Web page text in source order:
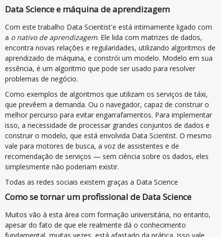
Data Science e máquina de aprendizagem
Com este trabalho Data Scientist'e está intimamente ligado com
a o nativo de aprendizagem. Ele lida com matrizes de dados,
encontra novas relações e regularidades, utilizando algoritmos de
aprendizado de máquina, e constrói um modelo. Modelo em sua
essência, é um algoritmo que pode ser usado para resolver
problemas de negócio.
Como exemplos de algoritmos que utilizam os serviços de táxi,
que prevêem a demanda. Ou o navegador, capaz de construir o
melhor percurso para evitar engarrafamentos. Para implementar
isso, a necessidade de processar grandes conjuntos de dados e
construir o modelo, que está envolvida Data Scientist. O mesmo
vale para motores de busca, a voz de assistentes e de
recomendação de serviços — sem ciência sobre os dados, eles
simplesmente não poderiam existir.
Todas as redes sociais existem graças a Data Science
Como se tornar um profissional de Data Science
Muitos vão à esta área com formação universitária, no entanto,
apesar do fato de que ele realmente dá o conhecimento